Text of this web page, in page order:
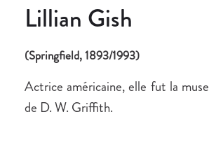
Lillian Gish
(Springfield, 1893/1993)
Actrice américaine, elle fut la muse
de D. W. Griffith.